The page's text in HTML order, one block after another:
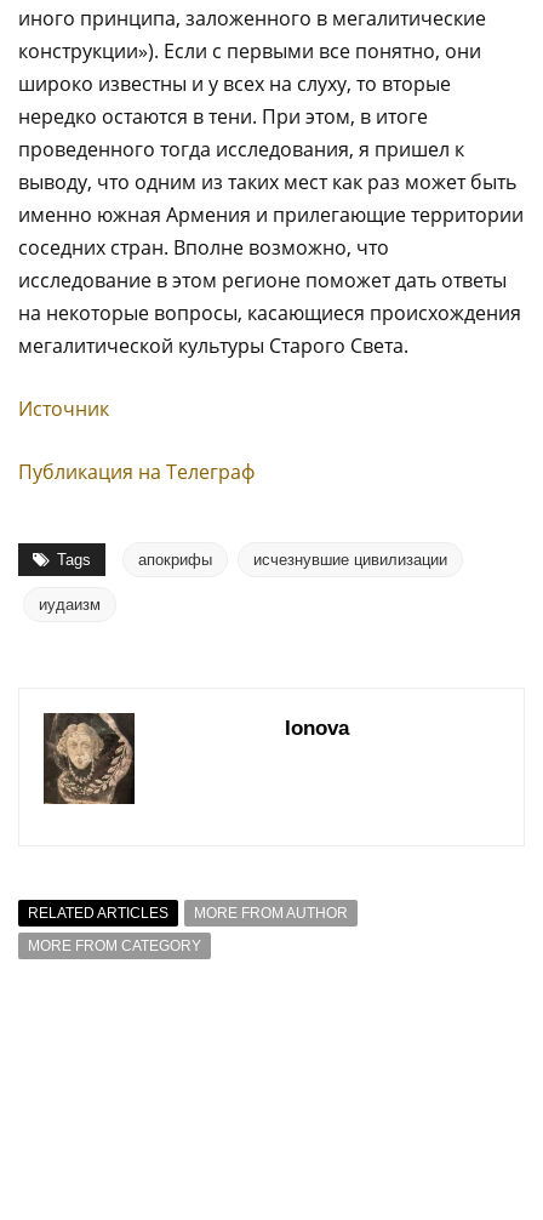
иного принципа, заложенного в мегалитические
конструкции»). Если с первыми все понятно, они
широко известны и у всех на слуху, то вторые
нередко остаются в тени. При этом, в итоге
проведенного тогда исследования, я пришел к
выводу, что одним из таких мест как раз может быть
именно южная Армения и прилегающие территории
соседних стран. Вполне возможно, что
исследование в этом регионе поможет дать ответы
на некоторые вопросы, касающиеся происхождения
мегалитической культуры Старого Света.
Источник
Публикация на Телеграф
Tags апокрифы исчезнувшие цивилизации
иудаизм
Ionova
RELATED ARTICLES
MORE FROM AUTHOR
MORE FROM CATEGORY